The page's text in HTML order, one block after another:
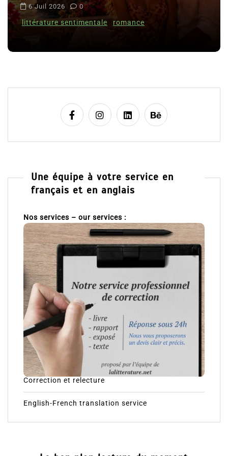
i
c
e
Juil 2026 0
sentimentale romance
Une équipe à votre service en
français et en anglais
Nos services – our services :
Correction et relecture
English-French translation service